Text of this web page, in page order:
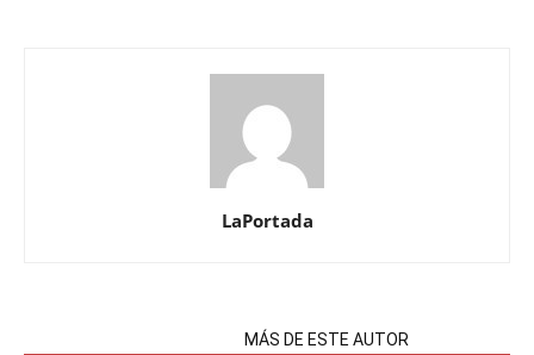
LaPortada
MÁS DE ESTE AUTOR